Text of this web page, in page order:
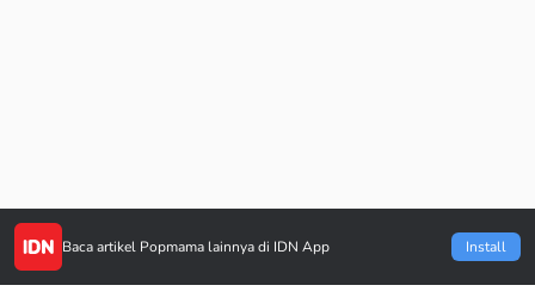
Baca artikel Popmama lainnya di IDN App Install